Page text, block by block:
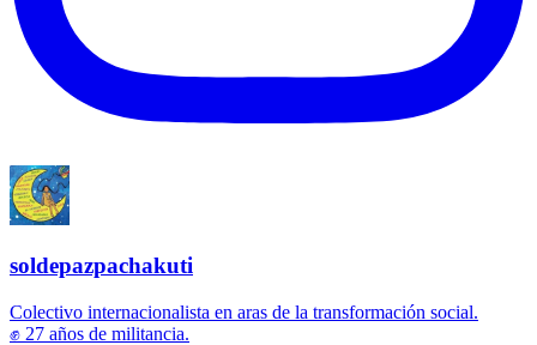
soldepazpachakuti
Colectivo internacionalista en aras de la transformación social.
✊ 27 años de militancia.